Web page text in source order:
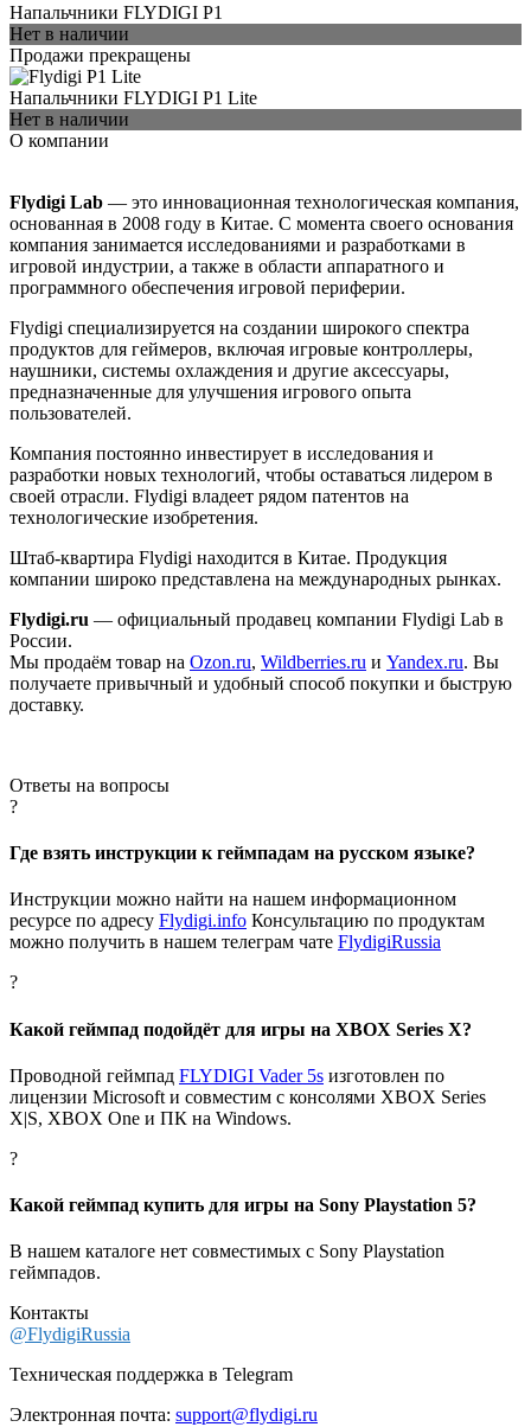
Напальчники FLYDIGI P1
Нет в наличии
Продажи прекращены
Напальчники FLYDIGI P1 Lite
Нет в наличии
О компании
Flydigi Lab — это инновационная технологическая компания,
основанная в 2008 году в Китае. С момента своего основания
компания занимается исследованиями и разработками в
игровой индустрии, а также в области аппаратного и
программного обеспечения игровой периферии.
Flydigi специализируется на создании широкого спектра
продуктов для геймеров, включая игровые контроллеры,
наушники, системы охлаждения и другие аксессуары,
предназначенные для улучшения игрового опыта
пользователей.
Компания постоянно инвестирует в исследования и
разработки новых технологий, чтобы оставаться лидером в
своей отрасли. Flydigi владеет рядом патентов на
технологические изобретения.
Штаб-квартира Flydigi находится в Китае. Продукция
компании широко представлена на международных рынках.
Flydigi.ru — официальный продавец компании Flydigi Lab в
России.
Мы продаём товар на Ozon.ru, Wildberries.ru и Yandex.ru. Вы
получаете привычный и удобный способ покупки и быструю
доставку.
Ответы на вопросы
?
Где взять инструкции к геймпадам на русском языке?
Инструкции можно найти на нашем информационном
ресурсе по адресу Flydigi.info Консультацию по продуктам
можно получить в нашем телеграм чате FlydigiRussia
?
Какой геймпад подойдёт для игры на XBOX Series X?
Проводной геймпад FLYDIGI Vader 5s изготовлен по
лицензии Microsoft и совместим с консолями XBOX Series
X|S, XBOX One и ПК на Windows.
?
Какой геймпад купить для игры на Sony Playstation 5?
В нашем каталоге нет совместимых с Sony Playstation
геймпадов.
Контакты
@FlydigiRussia
Техническая поддержка в Telegram
Электронная почта: support@flydigi.ru